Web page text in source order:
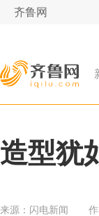
齐鲁网
造型犹
来源： 闪电新闻 作